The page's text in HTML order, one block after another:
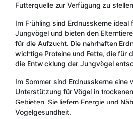
Futterquelle zur Verfügung zu
Im Frühling sind Erdnusskerne
Jungvögel und bieten den
für die Aufzucht. Die nahrhaften
wichtige Proteine und Fette, die für
die Entwicklung der Jungvögel
Im Sommer sind Erdnusskerne eine
Unterstützung für Vögel in
Gebieten. Sie liefern Energie und
Vogelgesundheit.